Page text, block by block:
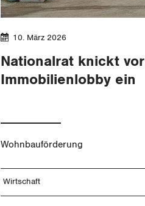
Nationalrat knickt vor
Immobilienlobby ein
10. März 2026
Wohnbauförderung
Wirtschaft